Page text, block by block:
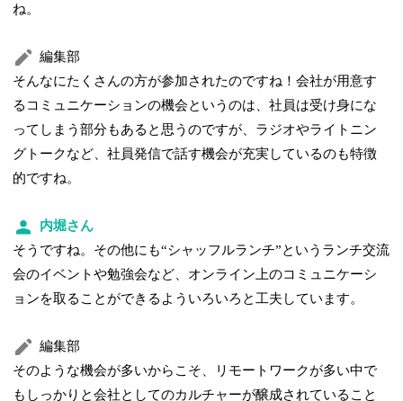
ね。
編集部
そんなにたくさんの方が参加されたのですね！会社が用意す
るコミュニケーションの機会というのは、社員は受け身にな
ってしまう部分もあると思うのですが、ラジオやライトニン
グトークなど、社員発信で話す機会が充実しているのも特徴
的ですね。
内堀さん
そうですね。その他にも“シャッフルランチ”というランチ交流
会のイベントや勉強会など、オンライン上のコミュニケーシ
ョンを取ることができるよういろいろと工夫しています。
編集部
そのような機会が多いからこそ、リモートワークが多い中で
もしっかりと会社としてのカルチャーが醸成されていること